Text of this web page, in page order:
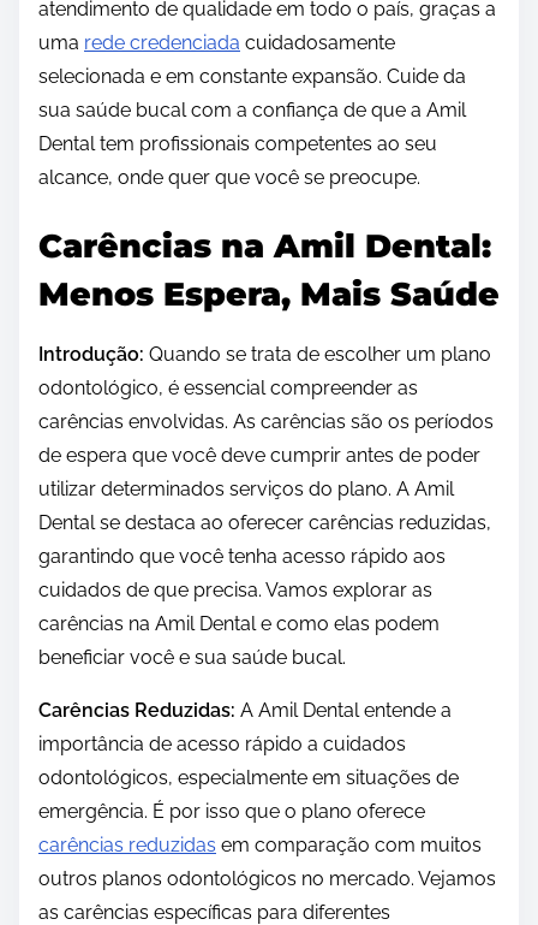
atendimento de qualidade em todo o país, graças a
uma rede credenciada cuidadosamente
selecionada e em constante expansão. Cuide da
sua saúde bucal com a confiança de que a Amil
Dental tem profissionais competentes ao seu
alcance, onde quer que você se preocupe.
Carências na Amil Dental:
Menos Espera, Mais Saúde
Introdução: Quando se trata de escolher um plano
odontológico, é essencial compreender as
carências envolvidas. As carências são os períodos
de espera que você deve cumprir antes de poder
utilizar determinados serviços do plano. A Amil
Dental se destaca ao oferecer carências reduzidas,
garantindo que você tenha acesso rápido aos
cuidados de que precisa. Vamos explorar as
carências na Amil Dental e como elas podem
beneficiar você e sua saúde bucal.
Carências Reduzidas: A Amil Dental entende a
importância de acesso rápido a cuidados
odontológicos, especialmente em situações de
emergência. É por isso que o plano oferece
carências reduzidas em comparação com muitos
outros planos odontológicos no mercado. Vejamos
as carências específicas para diferentes